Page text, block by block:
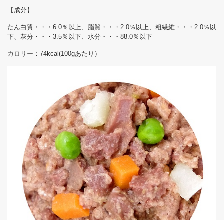
【成分】
たん白質・・・6.0％以上、脂質・・・2.0％以上、粗繊維・・・2.0％以
下、灰分・・・3.5％以下、水分・・・88.0％以下
カロリー：74kcal(100gあたり）